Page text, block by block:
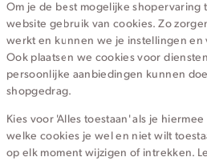
Service
Wij zijn Cotton Club
Topcategorieën voor jou
Om je de best mogelijke shopervaring
website gebruik van cookies. Zo
werkt en kunnen we je instellingen
Ook plaatsen we cookies voor
persoonlijke aanbiedingen kunnen
shopgedrag.
Kies voor 'Alles toestaan' als je
welke cookies je wel en niet wilt
op elk moment wijzigen of intrekken.